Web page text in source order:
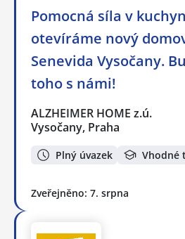
Pomocná síla v
otevíráme nový
Senevida Vysočany.
toho s námi!
ALZHEIMER HOME z.ú.
Vysočany, Praha
Plný úvazek Vhodné
Zveřejněno: 7. srpna